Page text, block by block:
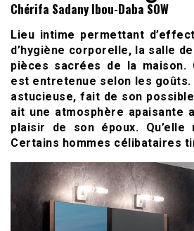
Chérifa Sadany Ibou-Daba SOW
Lieu intime permettant
d’hygiène corporelle, la salle
pièces sacrées de la maison.
est entretenue selon les goûts.
astucieuse, fait de son
ait une atmosphère apaisante
plaisir de son époux. Qu’elle
Certains hommes célibataires